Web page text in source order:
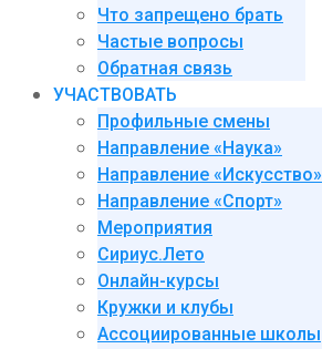
Что запрещено брать
Частые вопросы
Обратная связь
УЧАСТВОВАТЬ
Профильные смены
Направление «Наука»
Направление «Искусство»
Направление «Спорт»
Мероприятия
Сириус.Лето
Онлайн-курсы
Кружки и клубы
Ассоциированные школы